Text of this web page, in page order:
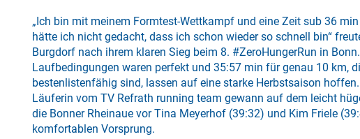
„Ich bin mit meinem Formtest-Wettkampf und eine Zeit sub 36
hätte ich nicht gedacht, dass ich schon wieder so schnell bin“
Burgdorf nach ihrem klaren Sieg beim 8. #ZeroHungerRun in
Laufbedingungen waren perfekt und 35:57 min für genau 10 km,
bestenlistenfähig sind, lassen auf eine starke Herbstsaison
Läuferin vom TV Refrath running team gewann auf dem leicht
die Bonner Rheinaue vor Tina Meyerhof (39:32) und Kim Friele
komfortablen Vorsprung.